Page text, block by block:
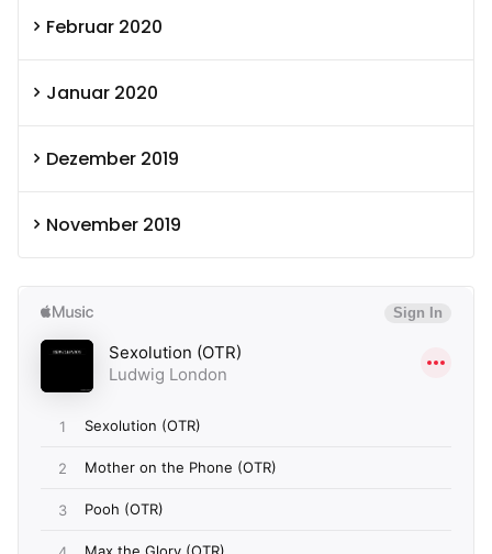
Februar 2020
Januar 2020
Dezember 2019
November 2019